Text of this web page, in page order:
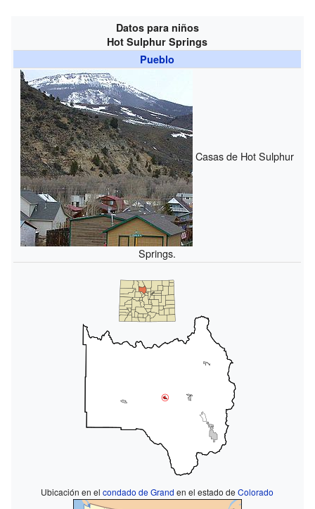
Datos para niños
Hot Sulphur Springs
Pueblo
Casas de Hot Sulphur
Springs.
Ubicación en elcondado de Grand en el estado deColorado